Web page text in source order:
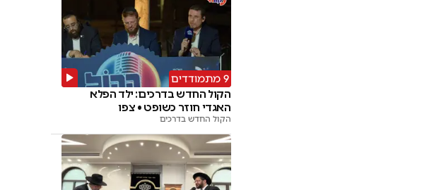
9 מתמודדים
הקול החדש בדרכים: ילד הפלא
האגדי חוזר כשופט • צפו
הקול החדש בדרכים